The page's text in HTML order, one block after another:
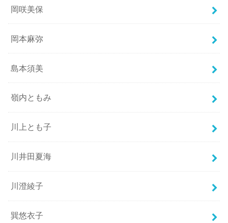
岡咲美保
岡本麻弥
島本須美
嶺内ともみ
川上とも子
川井田夏海
川澄綾子
巽悠衣子